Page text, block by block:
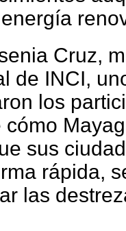
Cruz,
de INCI,
los
sus
rápida,
las